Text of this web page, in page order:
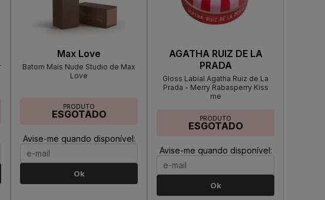
Max Love
Batom Mais Nude Studio de Max
Love
PRODUTO
ESGOTADO
Avise-me quando disponível:
Ok
AGATHA RUIZ DE LA
PRADA
Gloss Labial Agatha Ruiz de La
Prada - Merry Rabasperry Kiss
me
PRODUTO
ESGOTADO
Avise-me quando disponível:
Ok